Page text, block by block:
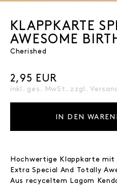
KLAPPKARTE
AWESOME
Cherished
2,95 EUR
inkl. ges. MwSt. zzgl.
IN DEN
Hochwertige Klappkarte mit
Extra Special And Totally
Aus recyceltem Lagom